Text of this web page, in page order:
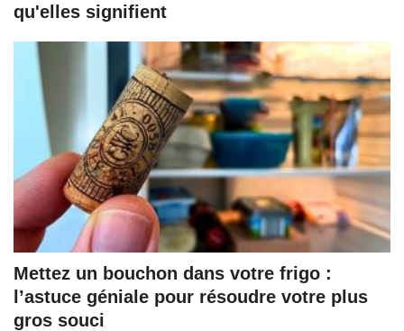
qu'elles signifient
Mettez un bouchon dans votre frigo :
l’astuce géniale pour résoudre votre plus
gros souci